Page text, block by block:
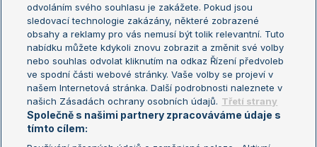
Turnaj mistrů
Turnaj mistryň
Aktualní trendy
Fotbalové přestupy
Livesport Daily
LS Prague Open
odvoláním svého souhlasu je zakážete. Pokud jsou
sledovací technologie zakázány, některé zobrazené
obsahy a reklamy pro vás nemusí být tolik relevantní. Tuto
nabídku můžete kdykoli znovu zobrazit a změnit své volby
nebo souhlas odvolat kliknutím na odkaz Řízení předvoleb
ve spodní části webové stránky. Vaše volby se projeví v
našem Internetová stránka. Další podrobnosti naleznete v
našich Zásadách ochrany osobních údajů. Třetí strany
Společně s našimi partnery zpracováváme údaje s
tímto cílem: